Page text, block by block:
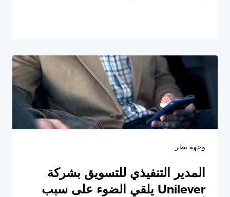
وجهة نظر
المدير التنفيذي للتسويق بشركة
Unilever يلقي الضوء على سبب